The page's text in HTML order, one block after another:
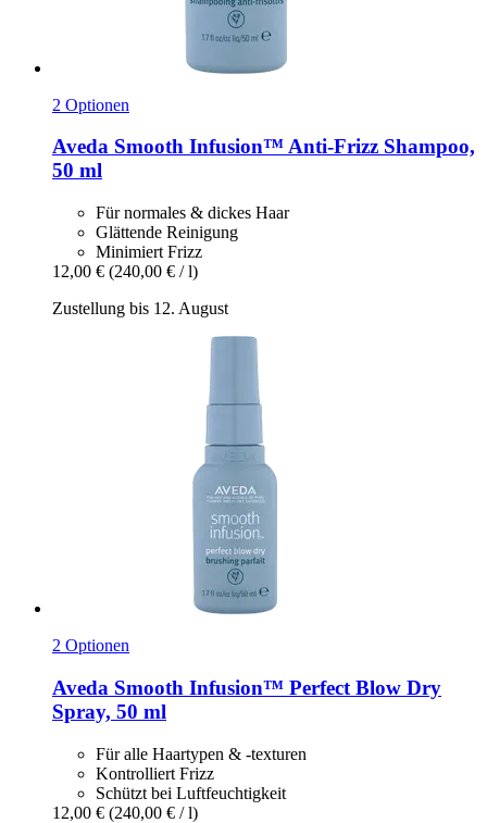
2 Optionen
Aveda Smooth Infusion™ Anti-​Frizz Shampoo,
50 ml
Für normales & dickes Haar
Glättende Reinigung
Minimiert Frizz
12,00 € (240,00 € / l)
Zustellung bis 12. August
2 Optionen
Aveda Smooth Infusion™ Perfect Blow Dry
Spray, 50 ml
Für alle Haartypen & -texturen
Kontrolliert Frizz
Schützt bei Luftfeuchtigkeit
12,00 € (240,00 € / l)